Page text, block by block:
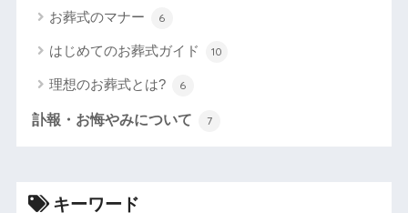
お葬式のマナー 6
はじめてのお葬式ガイド 10
理想のお葬式とは? 6
訃報・お悔やみについて 7
キーワード